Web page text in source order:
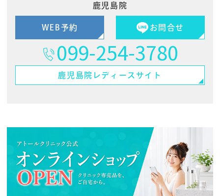
鹿児島院
WEB予約 お問合せ
099-254-3780
鹿児島院 レディースサイト